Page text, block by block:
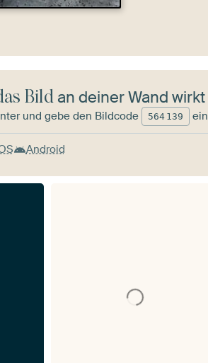
Bildan deiner Wand wirkt
und gebe den Bildcode 564 139 ein
Android